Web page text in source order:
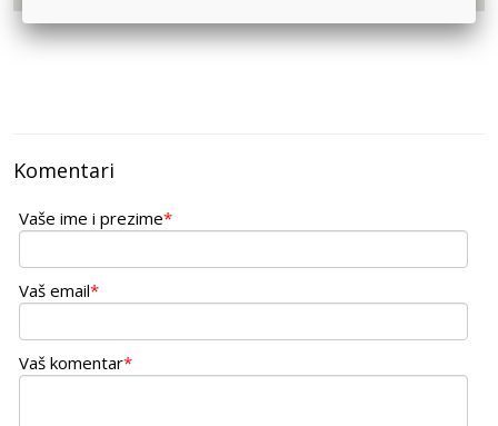
Komentari
Vaše ime i prezime*
Vaš email*
Vaš komentar*